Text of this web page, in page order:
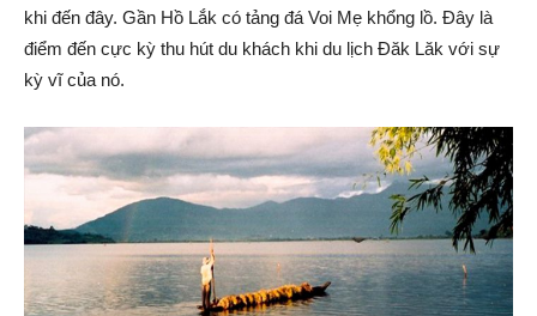
khi đến đây. Gần Hồ Lắk có tảng đá Voi Mẹ khổng lồ. Đây là
điểm đến cực kỳ thu hút du khách khi du lịch Đăk Lăk với sự
kỳ vĩ của nó.